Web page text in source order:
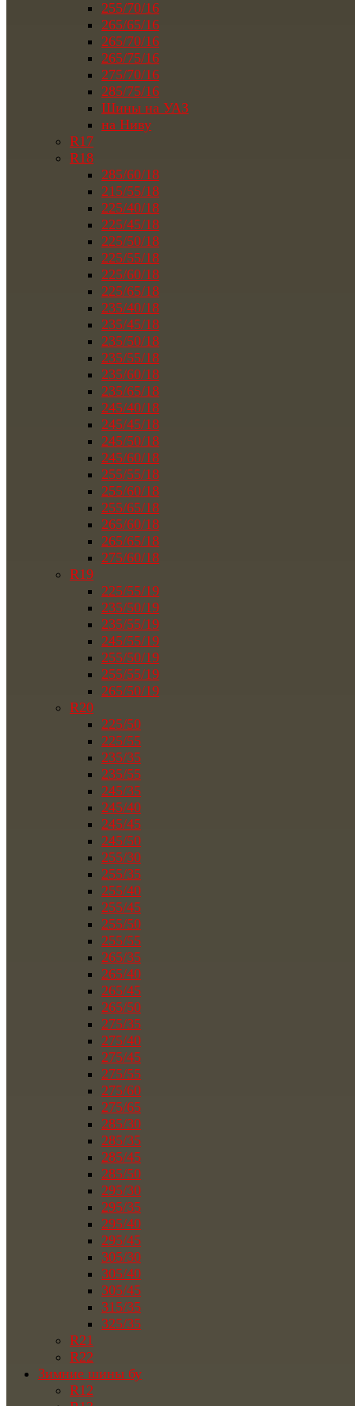
255/70/16
265/65/16
265/70/16
265/75/16
275/70/16
285/75/16
Шины на УАЗ
на Ниву
R17
R18
285/60/18
215/55/18
225/40/18
225/45/18
225/50/18
225/55/18
225/60/18
225/65/18
235/40/18
235/45/18
235/50/18
235/55/18
235/60/18
235/65/18
245/40/18
245/45/18
245/50/18
245/60/18
255/55/18
255/60/18
255/65/18
265/60/18
265/65/18
275/60/18
R19
225/55/19
235/50/19
235/55/19
245/55/19
255/50/19
255/55/19
265/50/19
R20
225/50
225/55
235/35
235/55
245/35
245/40
245/45
245/50
255/30
255/35
255/40
255/45
255/50
255/55
265/35
265/40
265/45
265/50
275/35
275/40
275/45
275/55
275/60
275/65
285/30
285/35
285/45
285/50
295/30
295/35
295/40
295/45
305/30
305/40
305/45
315/35
325/35
R21
R22
Зимние шины бу
R12